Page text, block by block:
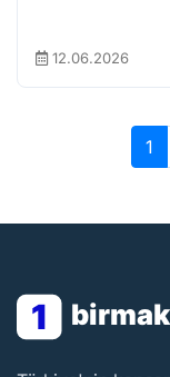
12.06.2026
1
1